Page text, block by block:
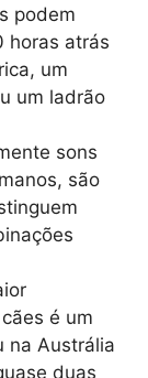
podem
horas atrás
um
um ladrão
sons
são
é um
na Austrália
duas